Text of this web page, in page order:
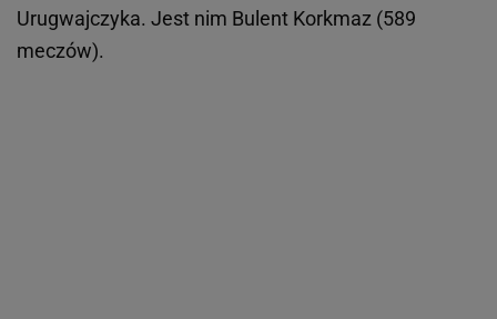
Urugwajczyka. Jest nim Bulent Korkmaz (589
meczów).